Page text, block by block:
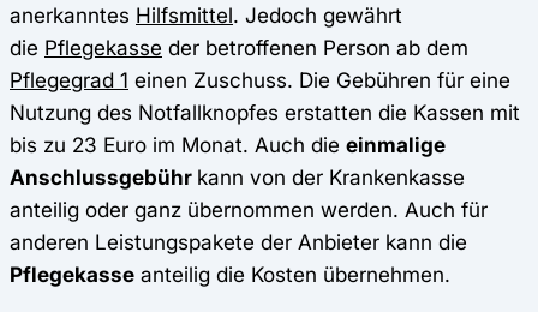
anerkanntes Hilfsmittel. Jedoch gewährt
die Pflegekasse der betroffenen Person ab dem
Pflegegrad 1 einen Zuschuss. Die Gebühren für eine
Nutzung des Notfallknopfes erstatten die Kassen mit
bis zu 23 Euro im Monat. Auch die einmalige
Anschlussgebühr kann von der Krankenkasse
anteilig oder ganz übernommen werden. Auch für
anderen Leistungspakete der Anbieter kann die
Pflegekasse anteilig die Kosten übernehmen.